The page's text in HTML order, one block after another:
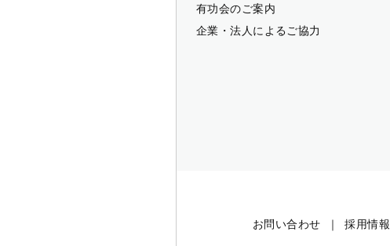
有功会のご案内
企業・法人によるご協力
お問い合わせ 採用情報